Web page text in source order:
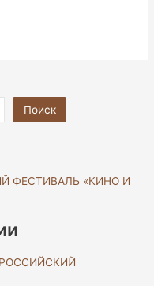
Поиск
ФЕСТИВАЛЬ «КИНО И